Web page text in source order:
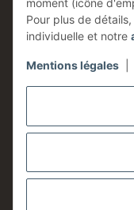
moment (icône
Pour plus de
individuelle et notre
Mentions légales
Information
Légales
* Tous les prix sont